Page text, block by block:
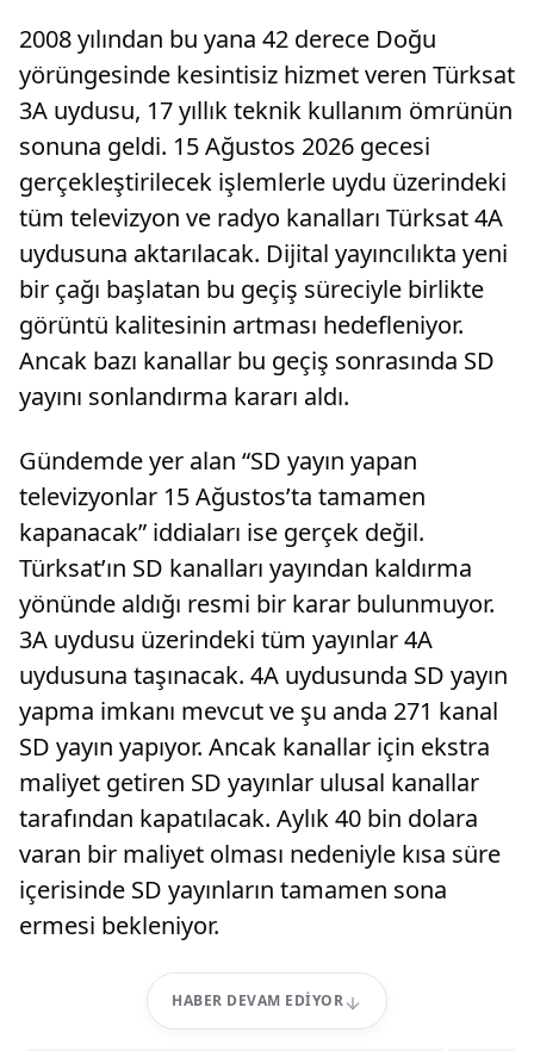
2008 yılından bu yana 42 derece Doğu
yörüngesinde kesintisiz hizmet veren Türksat
3A uydusu, 17 yıllık teknik kullanım ömrünün
sonuna geldi. 15 Ağustos 2026 gecesi
gerçekleştirilecek işlemlerle uydu üzerindeki
tüm televizyon ve radyo kanalları Türksat 4A
uydusuna aktarılacak. Dijital yayıncılıkta yeni
bir çağı başlatan bu geçiş süreciyle birlikte
görüntü kalitesinin artması hedefleniyor.
Ancak bazı kanallar bu geçiş sonrasında SD
yayını sonlandırma kararı aldı.
Gündemde yer alan “SD yayın yapan
televizyonlar 15 Ağustos’ta tamamen
kapanacak” iddiaları ise gerçek değil.
Türksat’ın SD kanalları yayından kaldırma
yönünde aldığı resmi bir karar bulunmuyor.
3A uydusu üzerindeki tüm yayınlar 4A
uydusuna taşınacak. 4A uydusunda SD yayın
yapma imkanı mevcut ve şu anda 271 kanal
SD yayın yapıyor. Ancak kanallar için ekstra
maliyet getiren SD yayınlar ulusal kanallar
tarafından kapatılacak. Aylık 40 bin dolara
varan bir maliyet olması nedeniyle kısa süre
içerisinde SD yayınların tamamen sona
ermesi bekleniyor.
HABER DEVAM EDIYOR